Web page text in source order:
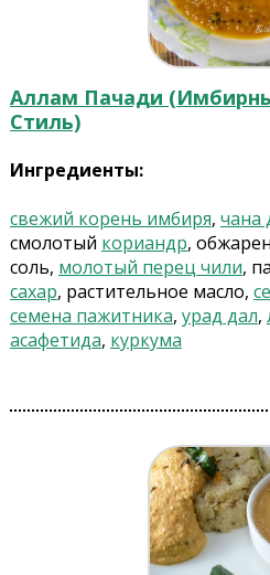
Аллам Пачади
Стиль)
Ингредиенты:
свежий корень имбиря, чана
смолотый кориандр,
соль, молотый перец чили,
сахар, растительное масло,
семена пажитника, урад дал,
асафетида, куркума